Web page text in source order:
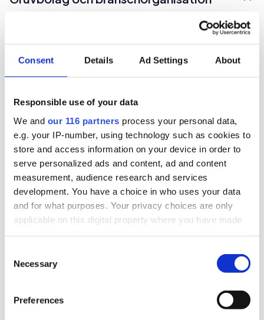
Consent Details Ad Settings About
Responsible use of your data
We and our 116 partners process your personal data,
e.g. your IP-number, using technology such as cookies to
store and access information on your device in order to
serve personalized ads and content, ad and content
measurement, audience research and services
development. You have a choice in who uses your data
and for what purposes. Your privacy choices are only
applicable on this digital property where you have made
the Privacy trigger icon.
Find out more about how your personal data is processed
and set your preferences in the
Selection
Necessary
Preferences
Gruvindustrins branschorganisation pratar om
”ett steg framåt och två bakåt” när det gäller
riksdagens beslut att likställa
andra metaller. Gruvföretaget District Metals
lovar att fortsätta att lobba för att uranbrytning
ska ske i Sverige.
Lobbying Opinionsbildning Politik
2026-06-16, 07:24
TCO och ST kritiska till regeringens
dess medlemsförbund ST är kritiska till att